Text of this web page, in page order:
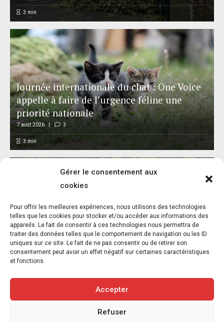
Gérer le consentement aux
cookies
Pour offrir les meilleures expériences, nous utilisons des technologies
telles que les cookies pour stocker et/ou accéder aux informations des
appareils. Le fait de consentir à ces technologies nous permettra de
traiter des données telles que le comportement de navigation ou les ID
uniques sur ce site. Le fait de ne pas consentir ou de retirer son
consentement peut avoir un effet négatif sur certaines caractéristiques
et fonctions.
Accepter
Refuser
3 min
Journée internationale du chat : One Voice
appelle à faire de l’urgence féline une
priorité nationale
7 août 2026 3
3 min
L’association FUTUR dénonce le recours à
des « tirs sanitaires » sur des animaux
sauvages déjà victimes de l’incendie
d’Achères-la-Forêt
7 août 2026 5